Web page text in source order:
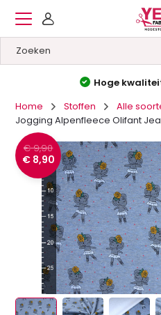
Hoge
Home
Stoffen
Alle
Jogging Alpenfleece Olifant
€ 9,90
€ 8,90